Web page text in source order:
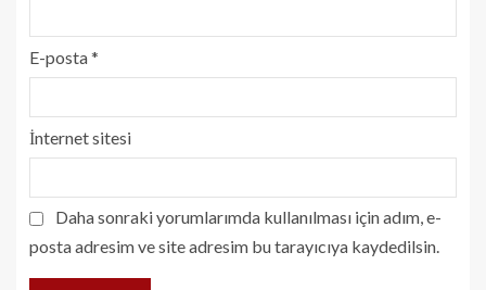
E-posta*
İnternet sitesi
Daha sonraki yorumlarımda kullanılması için adım, e-
posta adresim ve site adresim bu tarayıcıya kaydedilsin.